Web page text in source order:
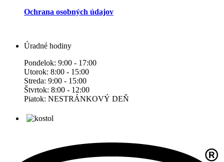
Ochrana osobných údajov
Úradné hodiny
Pondelok: 9:00 - 17:00
Utorok: 8:00 - 15:00
Streda: 9:00 - 15:00
Štvrtok: 8:00 - 12:00
Piatok: NESTRÁNKOVÝ DEŇ